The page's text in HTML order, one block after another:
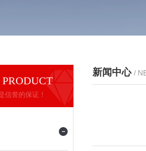
PRODUCT
信誉的保证！
新闻中心 /